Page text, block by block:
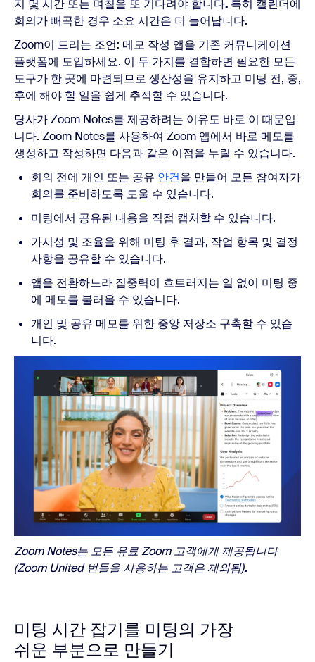
지 몇 시간 또는 며칠을 또 기다려야 합니다. 특히 캘린더에
회의가 빼곡한 경우 소요 시간은 더 늘어납니다.
Zoom이 드리는 조언: 메모 작성 앱을 기존 커뮤니케이션
플랫폼에 도입하세요. 이 두 가지를 결합하면 필요한 모든
도구가 한 곳에 마련되므로 생산성을 유지하고 미팅 전, 중,
후에 해야 할 일을 쉽게 추적할 수 있습니다.
당사가 Zoom Notes를 제공하려는 이유도 바로 이 때문입
니다. Zoom Notes를 사용하여 Zoom 앱에서 바로 메모를
생성하고 작성하면 다음과 같은 이점을 누릴 수 있습니다.
회의 전에 개인 또는 공유 안건을 만들어 모든 참여자가
회의를 준비하도록 도울 수 있습니다.
미팅에서 공유된 내용을 직접 캡처할 수 있습니다.
가시성 및 조율을 위해 미팅 후 결과, 작업 항목 및 결정
사항을 공유할 수 있습니다.
앱을 전환하느라 집중력이 흐트러지는 일 없이 미팅 중
에 메모를 불러올 수 있습니다.
개인 및 공유 메모를 위한 중앙 저장소 구축할 수 있습
니다.
Zoom Notes는 모든 유료 Zoom 고객에게 제공됩니다
(Zoom United 번들을 사용하는 고객은 제외됨).
미팅 시간 잡기를 미팅의 가장
쉬운 부분으로 만들기